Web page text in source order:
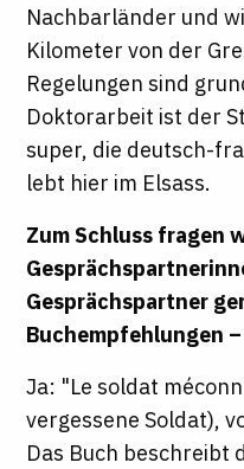
Nachbarländer und
Kilometer von der
Regelungen sind
Doktorarbeit ist der
super, die deutsch-
lebt hier im Elsass.
Zum Schluss fragen
Gesprächspartner
Buchempfehlungen
Ja: "Le soldat
vergessene Soldat),
Das Buch beschreibt